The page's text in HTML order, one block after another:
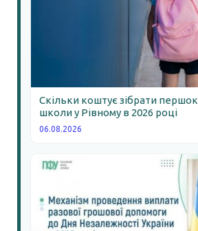
Скільки коштує зібрати
школи у Рівному в 2026 році
06.08.2026